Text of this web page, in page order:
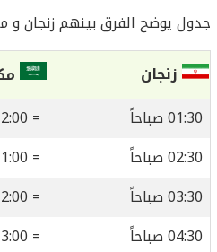
جدول يوضح الفرق بينهم زنجان و
زنجان
01:30 صباحاً
= 12:00 صباحاً
02:30 صباحاً
= 1:00 صباحاً
03:30 صباحاً
= 2:00 صباحاً
04:30 صباحاً
= 3:00 صباحاً